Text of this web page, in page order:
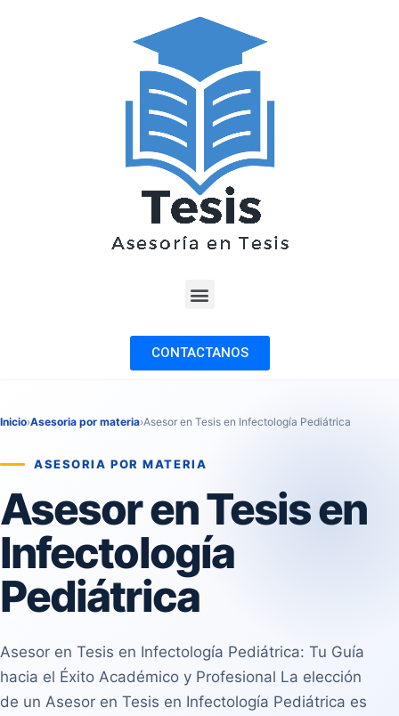
CONTACTANOS
Inicio›Asesoria por materia›Asesor en Tesis en Infectología Pediátrica
ASESORIA POR MATERIA
Asesor en Tesis en
Infectología
Pediátrica
Asesor en Tesis en Infectología Pediátrica: Tu Guía
hacia el Éxito Académico y Profesional La elección
de un Asesor en Tesis en Infectología Pediátrica es